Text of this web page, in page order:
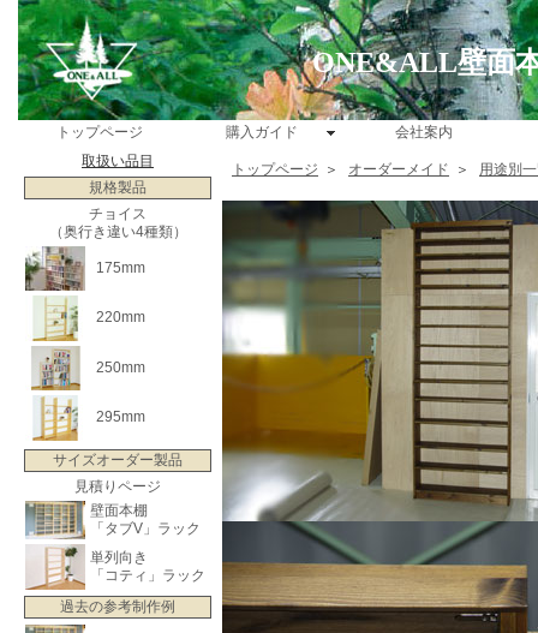
ONE&ALL壁面
トップページ 購入ガイド
会社案内
取扱い品目
規格製品
チョイス
（奥行き違い4種類）
175mm
220mm
250mm
295mm
サイズオーダー製品
見積りページ
壁面本棚
「タブV」ラック
単列向き
「コティ」ラック
過去の参考制作例
トップページ ＞ オーダーメイド ＞ 用途別